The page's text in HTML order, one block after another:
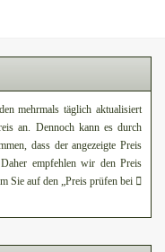
mehrmals täglich aktualisiert
an. Dennoch kann es durch
dass der angezeigte Preis
empfehlen wir den Preis
Sie auf den „Preis prüfen bei